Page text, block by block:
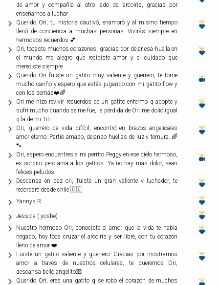
de amor y compañía al otro lado del arcoiris, gracias por
enseñarnos a luchar
Querido Ori, tu historia cautivó, enamoró y al mismo tiempo
llenó de conciencia a muchas personas. Vivirás siempre en
hermosos recuerdos 💕
Ori, tocaste muchos corazones, gracias por dejar esa huella en
el mundo me alegro que recibiste amor y el cuidado que
mereciste siempre.
Querido Ori fuiste un gatito muy valiente y guerrero, te tome
mucho cariño y espero que estés jugando con mi gatito flow y
con los demás❤️🌈
Ori me hizo revivir recuerdos de un gatito enfermo q adopte y
sufri mucho cuando se me fue, la pérdida de Ori me dolió igual
q la de mi Titi
Ori, guerrero de vida difícil, encontró en brazos angelicales
amor eterno. Partió amado, dejando huellas de luz y ternura. 🌈
🐾
Ori, espero encuentres a mi perrito Peggy en ese cielo hermoso,
es sordito pero ama a los gatitos. Ya no hay más dolor, sean
felices peludos
Descansa en paz ori, fuiste un gran valiente y luchador, te
recordaré desde chile 🇨🇱
Yannys R
Jessica ( yosbe)
Nuestro hermoso Ori, conociste el amor que la vida te había
negado, hoy toca cruzar el arcoiris y ser libre, con tu corazón
lleno de amor ❤️
Fuiste un gatito valiente y guerrero. Gracias por mostrarnos
amor a través de nuestros celulares, te queremos Ori,
descansa bello angelito💌
Querido Ori, eres una gatito q se robo el corazón de muchos